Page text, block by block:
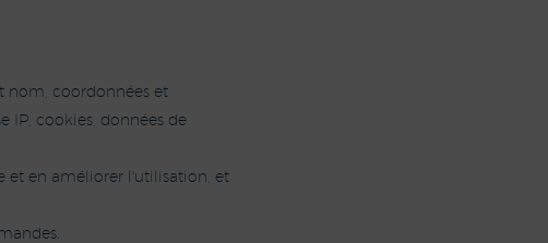
nom, coordonnées et
IP, cookies, données de
et en améliorer l'utilisation, et